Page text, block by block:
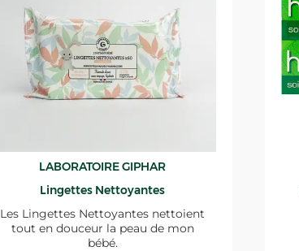
LABORATOIRE GIPHAR
Lingettes Nettoyantes
Les Lingettes Nettoyantes nettoient
tout en douceur la peau de mon
bébé.